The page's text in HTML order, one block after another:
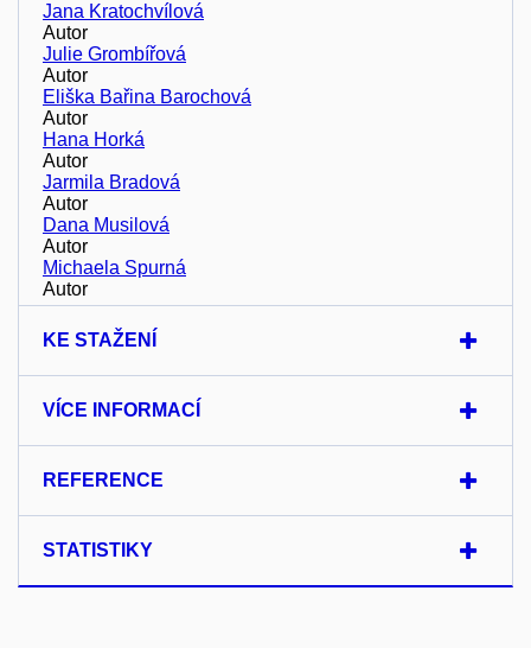
Jana Kratochvílová
Autor
Julie Grombířová
Autor
Eliška Bařina Barochová
Autor
Hana Horká
Autor
Jarmila Bradová
Autor
Dana Musilová
Autor
Michaela Spurná
Autor
KE STAŽENÍ
VÍCE INFORMACÍ
REFERENCE
STATISTIKY